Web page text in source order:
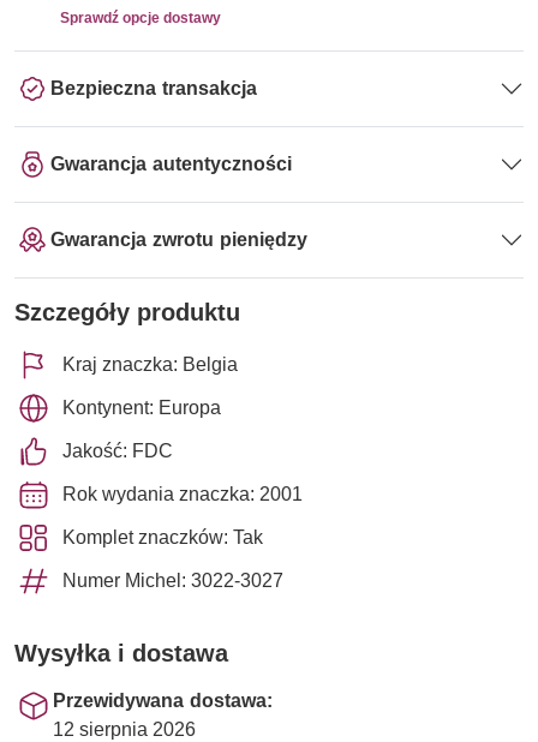
Sprawdź opcje dostawy
Bezpieczna transakcja
Gwarancja autentyczności
Gwarancja zwrotu pieniędzy
Szczegóły produktu
Kraj znaczka: Belgia
Kontynent: Europa
Jakość: FDC
Rok wydania znaczka: 2001
Komplet znaczków: Tak
Numer Michel: 3022-3027
Wysyłka i dostawa
Przewidywana dostawa:
12 sierpnia 2026